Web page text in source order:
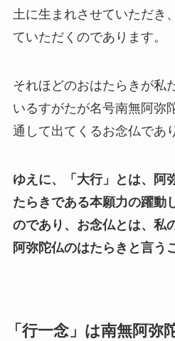
土に生まれさせていただき
ていただくのであります。
それほどのおはたらきが私
いるすがたが名号南無阿弥
通して出てくるお念仏であ
ゆえに、「大行」とは、阿
たらきである本願力の躍動
のであり、お念仏とは、私
阿弥陀仏のはたらきと言う
「行一念」は南無阿